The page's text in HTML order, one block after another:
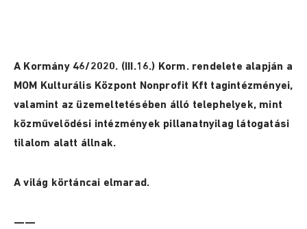
A Kormány 46/2020. (III.16.) Korm. rendelete alapján a
MOM Kulturális Központ Nonprofit Kft tagintézményei,
valamint az üzemeltetésében álló telephelyek, mint
közművelődési intézmények pillanatnyilag látogatási
tilalom alatt állnak.
A világ körtáncai elmarad.
——